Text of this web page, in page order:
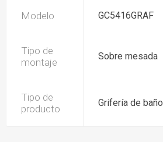
Modelo GC5416GRAF
Tipo de
montaje
Sobre mesada
Tipo de
producto
Grifería de baño